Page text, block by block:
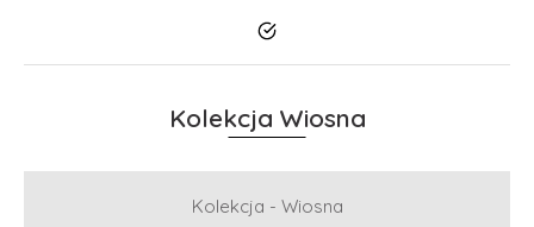
Tak
Kolekcja Wiosna
Kolekcja - Wiosna